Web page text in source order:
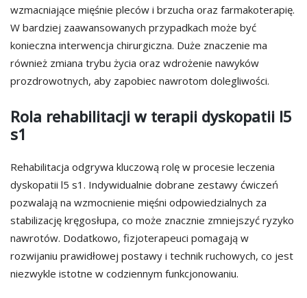
wzmacniające mięśnie pleców i brzucha oraz farmakoterapię.
W bardziej zaawansowanych przypadkach może być
konieczna interwencja chirurgiczna. Duże znaczenie ma
również zmiana trybu życia oraz wdrożenie nawyków
prozdrowotnych, aby zapobiec nawrotom dolegliwości.
Rola rehabilitacji w terapii dyskopatii l5
s1
Rehabilitacja odgrywa kluczową rolę w procesie leczenia
dyskopatii l5 s1. Indywidualnie dobrane zestawy ćwiczeń
pozwalają na wzmocnienie mięśni odpowiedzialnych za
stabilizację kręgosłupa, co może znacznie zmniejszyć ryzyko
nawrotów. Dodatkowo, fizjoterapeuci pomagają w
rozwijaniu prawidłowej postawy i technik ruchowych, co jest
niezwykle istotne w codziennym funkcjonowaniu.